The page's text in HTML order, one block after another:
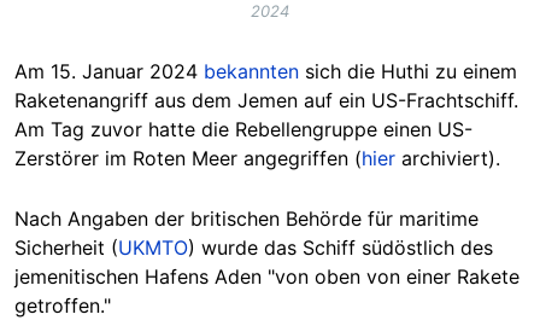
2024
Am 15. Januar 2024 bekannten sich die Huthi zu einem
Raketenangriff aus dem Jemen auf ein US-Frachtschiff.
Am Tag zuvor hatte die Rebellengruppe einen US-
Zerstörer im Roten Meer angegriffen (hier archiviert).
Nach Angaben der britischen Behörde für maritime
Sicherheit (UKMTO) wurde das Schiff südöstlich des
jemenitischen Hafens Aden "von oben von einer Rakete
getroffen."